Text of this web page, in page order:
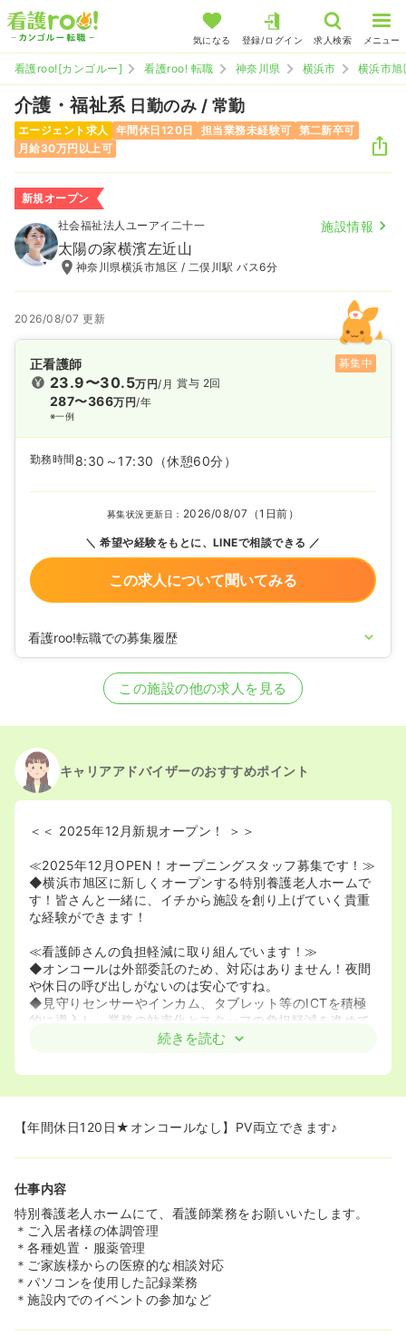
気になる 登録/ログイン 求人検索 メニュー
看護roo![カンゴルー] 看護roo! 転職 神奈川県 横浜市 横浜市旭
介護・福祉系 日勤のみ / 常勤
エージェント求人 年間休日120日 担当業務未経験可 第二新卒可
月給30万円以上可
新規オープン
社会福祉法人ユーアイ二十一
施設情報
太陽の家横濱左近山
神奈川県横浜市旭区 / 二俣川駅 バス6分
2026/08/07 更新
正看護師 募集中
23.9〜30.5万円/月
287〜366万円/年
※一例
賞与 2回
勤務時間 8:30～17:30 （休憩60分）
募集状況更新日： 2026/08/07（1日前）
希望や経験をもとに、LINEで相談できる
この求人について聞いてみる
看護roo!転職での募集履歴
この施設の他の求人を見る
キャリアアドバイザーのおすすめポイント
＜＜ 2025年12月新規オープン！ ＞＞
≪2025年12月OPEN！オープニングスタッフ募集です！≫
◆横浜市旭区に新しくオープンする特別養護老人ホームで
す！皆さんと一緒に、イチから施設を創り上げていく貴重
な経験ができます！
≪看護師さんの負担軽減に取り組んでいます！≫
◆オンコールは外部委託のため、対応はありません！夜間
や休日の呼び出しがないのは安心ですね。
◆見守りセンサーやインカム、タブレット等のICTを積極
的に導入し、業務の効率化とスタッフの負担軽減を進めて
≪年間休日120日＆充実の福利厚生が魅力です！≫
◆車通勤可（無料駐車場あり）、法人保育園、歯科治療費
る福利厚生が豊富です。
続きを読む
【年間休日120日★オンコールなし】PV両立できます♪
仕事内容
特別養護老人ホームにて、看護師業務をお願いいたします。
＊ご入居者様の体調管理
＊各種処置・服薬管理
＊ご家族様からの医療的な相談対応
＊パソコンを使用した記録業務
＊施設内でのイベントの参加など